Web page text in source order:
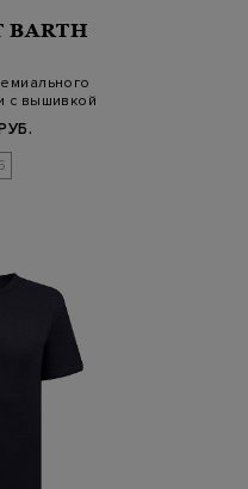
BARTH
с вышивкой